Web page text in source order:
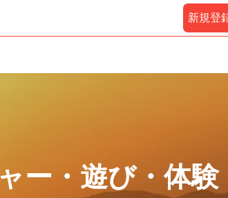
新規登
ー・遊び・体験